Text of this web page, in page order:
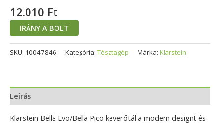
12.010 Ft
IRÁNY A BOLT
SKU: 10047846 Kategória: Tésztagép Márka: Klarstein
Leírás
Klarstein Bella Evo/Bella Pico keverőtál a modern designt és